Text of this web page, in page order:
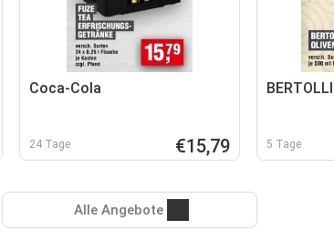
Coca-Cola
24 Tage €15,79 5 Tage
Alle Angebote